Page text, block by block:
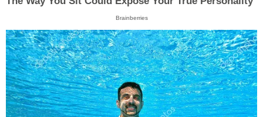
Brainberries